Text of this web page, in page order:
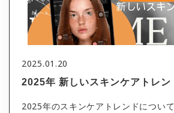
2025.01.20
2025年 新しいスキンケアトレン
2025年のスキンケアトレンドについ